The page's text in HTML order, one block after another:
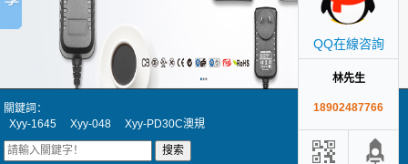
QQ在線咨詢
林先生
18902487766
關鍵詞：
Xyy-1645
Xyy-048 Xyy-PD30C澳規